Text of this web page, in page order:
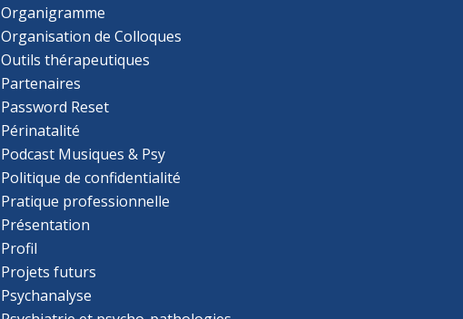
Organigramme
Organisation de Colloques
Outils thérapeutiques
Partenaires
Password Reset
Périnatalité
Podcast Musiques & Psy
Politique de confidentialité
Pratique professionnelle
Présentation
Profil
Projets futurs
Psychanalyse